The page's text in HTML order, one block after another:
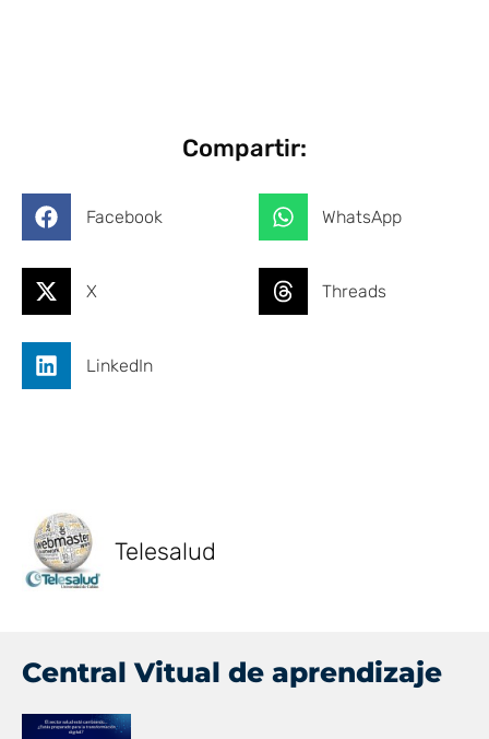
Compartir:
Facebook WhatsApp
X Threads
LinkedIn
Telesalud
Central Vitual de aprendizaje